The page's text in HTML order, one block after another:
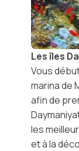
Les îles
Vous
marina de
afin de
les
et à la